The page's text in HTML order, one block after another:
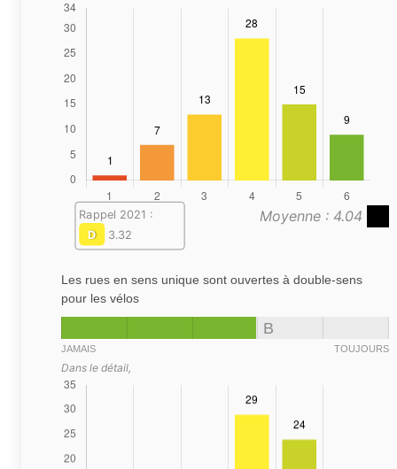
Moyenne : 4.04
Rappel 2021 :
D
3.32
Les rues en sens unique sont ouvertes à double-sens
pour les vélos
B
JAMAIS TOUJOURS
Dans le détail,